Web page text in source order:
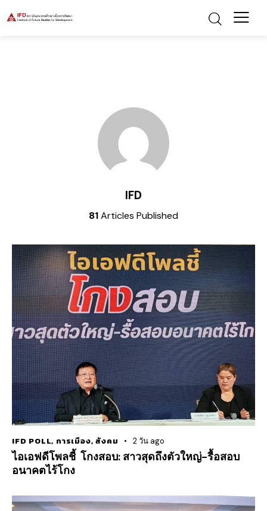
IFD
81Articles Published
IFD POLL, การเมือง,สังคม 2 วัน ago
ไอเอฟดีโพลชี้ โกงสอบ: สาวสุดถึงตัวใหญ่-รื้อสอบ
อนาคตไร้โกง